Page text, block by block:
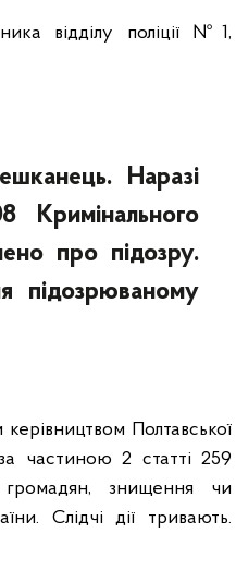
відділу поліції №1,
Наразі
Кримінального
про підозру.
підозрюваному
Полтавської
частиною 2 статті 259
громадян, знищення чи
Слідчі дії тривають.